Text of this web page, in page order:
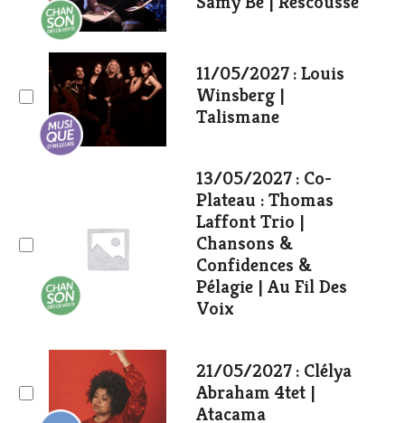
11/05/2027 : Louis
Winsberg |
Talismane
13/05/2027 : Co-
Plateau : Thomas
Laffont Trio |
Chansons &
Confidences &
Pélagie | Au Fil Des
Voix
21/05/2027 : Clélya
Abraham 4tet |
Atacama